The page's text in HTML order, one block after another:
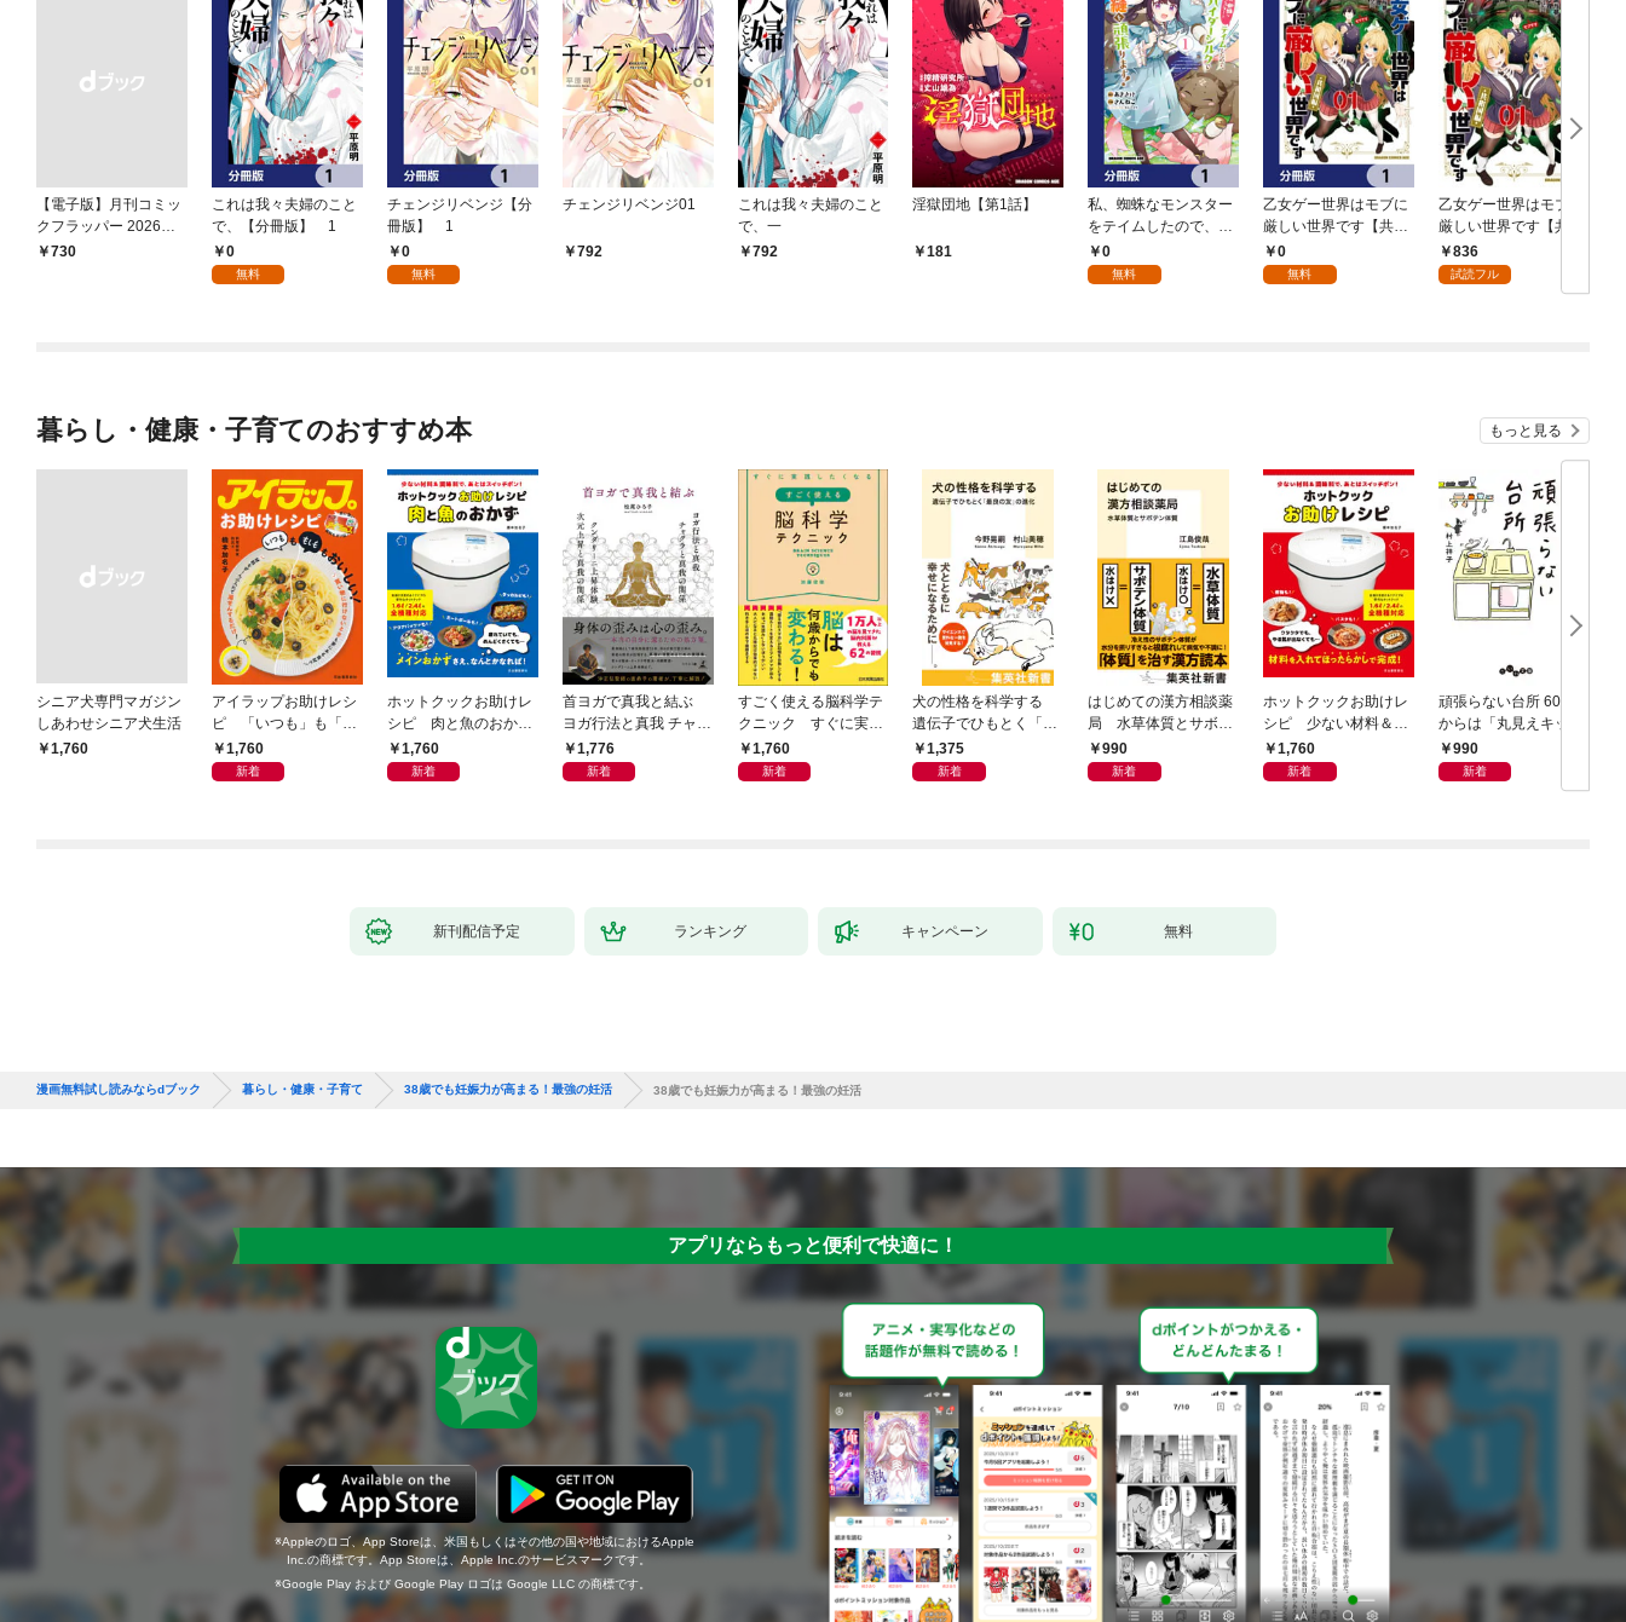
【電子版】月刊コミッ
クフラッパー 2026年9
月号
￥730
これは我々夫婦のこと
で、【分冊版】 1
0
無料
チェンジリベンジ【分
冊版】 1
0
無料
チェンジリベンジ01
792
これは我々夫婦のこと
で、一
792
淫獄団地【第1話】
181
私、蜘蛛なモンスター
をテイムしたので、ス
パイダーシルクで裁縫
を頑張ります！【分冊
0
無料
乙女ゲー世界はモブに
厳しい世界です【共和
国編】【分冊版】 1
0
無料
乙女ゲー世界はモブに
厳しい世界です【共和
国編】 ０１
836
試読フル
暮らし・健康・子育てのおすすめ本 もっと見る
シニア犬専門マガジン
しあわせシニア犬生活
￥1,760
アイラップお助けレシ
ピ 「いつも」も「も
しも」もおいしい！
1,760
新着
ホットクックお助けレ
シピ 肉と魚のおか
ず 少ない材料＆調味
料で、あとはスイッチ
1,760
新着
首ヨガで真我と結ぶ
ヨガ行法と真我 チャク
ラと真我の関係 クンダ
リーニ上昇体験 次元上
1,776
新着
すごく使える脳科学テ
クニック すぐに実践
したくなる
1,760
新着
犬の性格を科学する
遺伝子でひもとく「最
良の友」の進化
1,375
新着
はじめての漢方相談薬
局 水草体質とサボテ
ン体質
990
新着
ホットクックお助けレ
シピ 少ない材料＆調
味料で、あとはスイッ
チポン！
1,760
新着
頑張らない台所 60歳
からは「丸見えキッチ
ン」でラクしておいし
い
990
新着
新刊配信予定 ランキング キャンペーン 無料
漫画無料試し読みならdブック 暮らし・健康・子育て 38歳でも妊娠力が高まる！最強の妊活 38歳でも妊娠力が高まる！最強の妊活
アプリならもっと便利で快適に！
Appleのロゴ、App Storeは、米国もしくはその他の国や地域におけるApple
Inc.の商標です。App Storeは、Apple Inc.のサービスマークです。
Google Play および Google Play ロゴは Google LLC の商標です。